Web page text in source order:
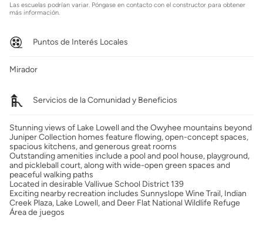
Las escuelas podrían variar. Póngase en contacto con el constructor para obtener
más información.
Puntos de Interés Locales
Mirador
Servicios de la Comunidad y Beneficios
Stunning views of Lake Lowell and the Owyhee mountains beyond
Juniper Collection homes feature flowing, open-concept spaces,
spacious kitchens, and generous great rooms
Outstanding amenities include a pool and pool house, playground,
and pickleball court, along with wide-open green spaces and
peaceful walking paths
Located in desirable Vallivue School District 139
Exciting nearby recreation includes Sunnyslope Wine Trail, Indian
Creek Plaza, Lake Lowell, and Deer Flat National Wildlife Refuge
Área de juegos